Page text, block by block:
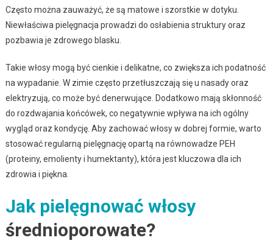
Często można zauważyć, że są matowe i szorstkie w dotyku.
Niewłaściwa pielęgnacja prowadzi do osłabienia struktury oraz
pozbawia je zdrowego blasku.
Takie włosy mogą być cienkie i delikatne, co zwiększa ich podatność
na wypadanie. W zimie często przetłuszczają się u nasady oraz
elektryzują, co może być denerwujące. Dodatkowo mają skłonność
do rozdwajania końcówek, co negatywnie wpływa na ich ogólny
wygląd oraz kondycję. Aby zachować włosy w dobrej formie, warto
stosować regularną pielęgnację opartą na równowadze PEH
(proteiny, emolienty i humektanty), która jest kluczowa dla ich
zdrowia i piękna.
Jak pielęgnować włosy
średnioporowate?